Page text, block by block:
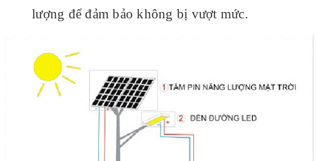
lượng để đảm bảo không bị vượt mức.